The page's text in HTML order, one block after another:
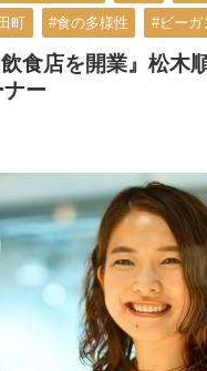
町 #食の多様性 #ビーガ
飲食店を開業』松
ー